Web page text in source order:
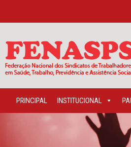
PRINCIPAL INSTITUCIONAL